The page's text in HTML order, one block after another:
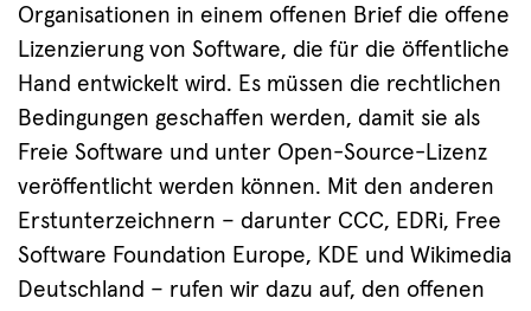
Organisationen in einem offenen Brief die offene
Lizenzierung von Software, die für die öffentliche
Hand entwickelt wird. Es müssen die rechtlichen
Bedingungen geschaffen werden, damit sie als
Freie Software und unter Open-Source-Lizenz
veröffentlicht werden können. Mit den anderen
Erstunterzeichnern – darunter CCC, EDRi, Free
Software Foundation Europe, KDE und Wikimedia
Deutschland – rufen wir dazu auf, den offenen